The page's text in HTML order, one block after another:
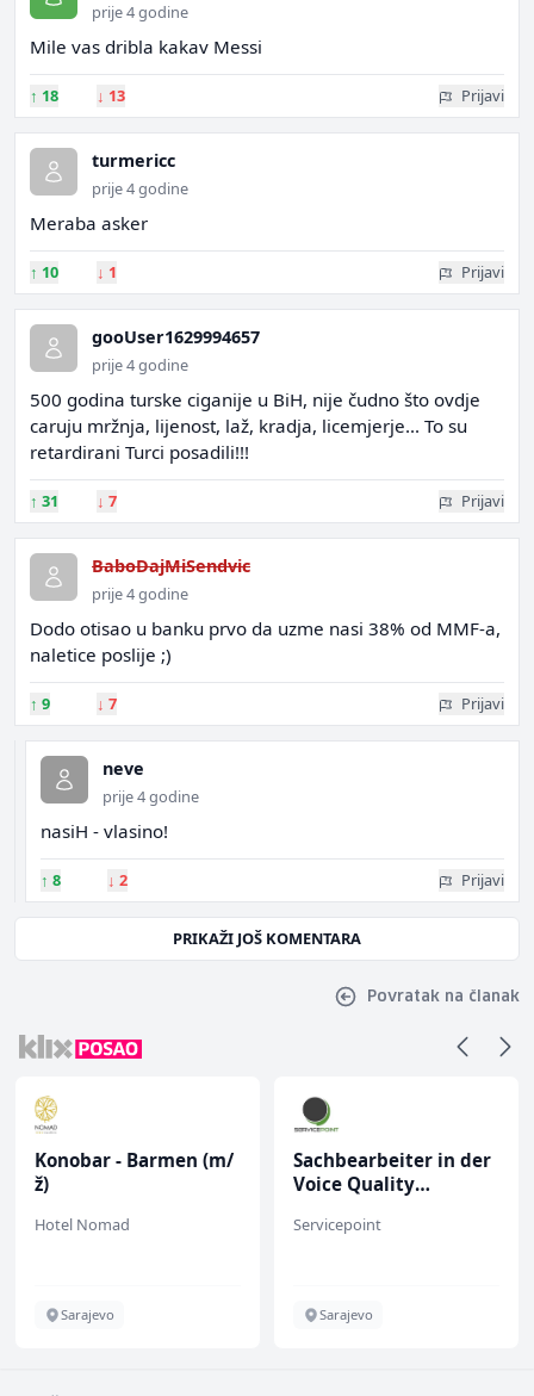
prije 4 godine
Mile vas dribla kakav Messi
↑ 18 ↓ 13 Prijavi
turmericc
prije 4 godine
Meraba asker
↑ 10 ↓ 1 Prijavi
gooUser1629994657
prije 4 godine
500 godina turske ciganije u BiH, nije čudno što ovdje
caruju mržnja, lijenost, laž, kradja, licemjerje... To su
retardirani Turci posadili!!!
↑ 31 ↓ 7 Prijavi
BaboDajMiSendvic
prije 4 godine
Dodo otisao u banku prvo da uzme nasi 38% od MMF-a,
naletice poslije ;)
↑ 9 ↓ 7 Prijavi
neve
prije 4 godine
nasiH - vlasino!
↑ 8 ↓ 2 Prijavi
PRIKAŽI JOŠ KOMENTARA
Povratak na članak
Konobar - Barmen (m/
ž)
Hotel Nomad
Sarajevo
Sachbearbeiter in der
Voice Quality
Servicepoint
Sarajevo